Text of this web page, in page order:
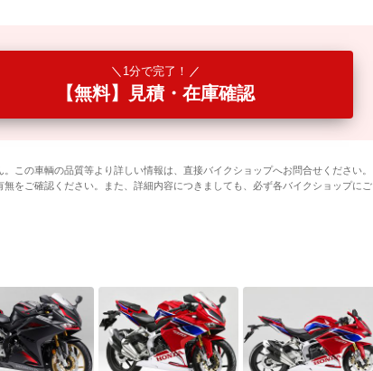
1分で完了！
【無料】見積・在庫確認
この車輌の品質等より詳しい情報は、直接バイクショップへお問合せください。
をご確認ください。また、詳細内容につきましても、必ず各バイクショップにご